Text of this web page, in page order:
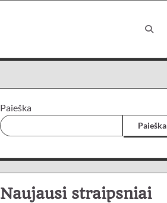
Paieška
Paieška
Naujausi straipsniai